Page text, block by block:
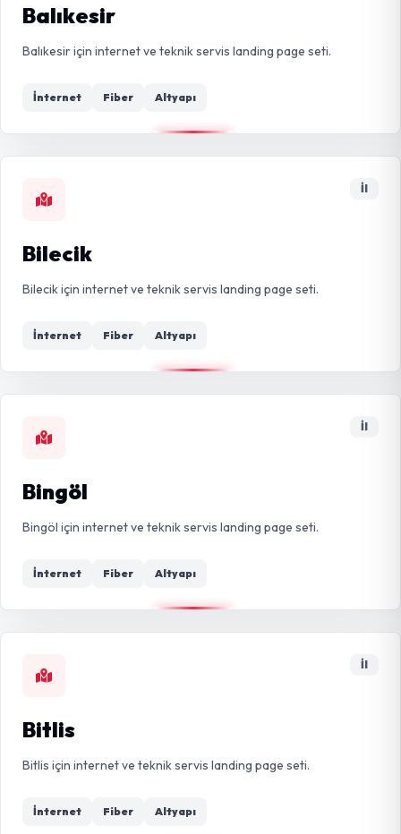
Balıkesir
Balıkesir için internet ve teknik servis landing page seti.
İnternet Fiber Altyapı
İl
Bilecik
Bilecik için internet ve teknik servis landing page seti.
İnternet Fiber Altyapı
İl
Bingöl
Bingöl için internet ve teknik servis landing page seti.
İnternet Fiber Altyapı
İl
Bitlis
Bitlis için internet ve teknik servis landing page seti.
İnternet Fiber Altyapı